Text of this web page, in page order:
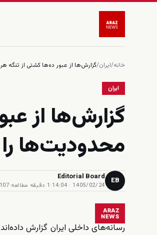
خانه/ایران/گزارش‌ها از عبور ده‌ها کشتی از تنگه
ایران
گزارش‌ها از
محدودیت‌ها
EB
Editorial Board
1405/02/24 · 14:04
·1 دقیقه مطالعه ·107 بازدید
ARAZ
NEWS
رسانه‌های داخلی ایران گزارش